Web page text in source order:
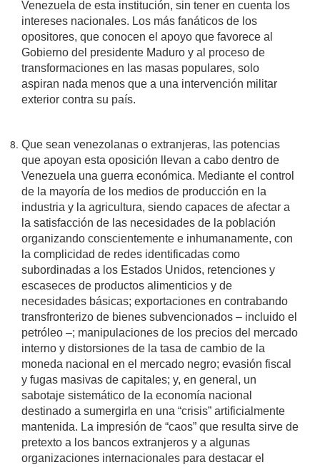
Venezuela de esta institución, sin tener en cuenta los
intereses nacionales. Los más fanáticos de los
opositores, que conocen el apoyo que favorece al
Gobierno del presidente Maduro y al proceso de
transformaciones en las masas populares, solo
aspiran nada menos que a una intervención militar
exterior contra su país.
Que sean venezolanas o extranjeras, las potencias
que apoyan esta oposición llevan a cabo dentro de
Venezuela una guerra económica. Mediante el control
de la mayoría de los medios de producción en la
industria y la agricultura, siendo capaces de afectar a
la satisfacción de las necesidades de la población
organizando conscientemente e inhumanamente, con
la complicidad de redes identificadas como
subordinadas a los Estados Unidos, retenciones y
escaseces de productos alimenticios y de
necesidades básicas; exportaciones en contrabando
transfronterizo de bienes subvencionados – incluido el
petróleo –; manipulaciones de los precios del mercado
interno y distorsiones de la tasa de cambio de la
moneda nacional en el mercado negro; evasión fiscal
y fugas masivas de capitales; y, en general, un
sabotaje sistemático de la economía nacional
destinado a sumergirla en una “crisis” artificialmente
mantenida. La impresión de “caos” que resulta sirve de
pretexto a los bancos extranjeros y a algunas
organizaciones internacionales para destacar el